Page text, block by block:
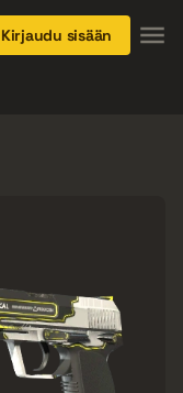
Kirjaudu sisään